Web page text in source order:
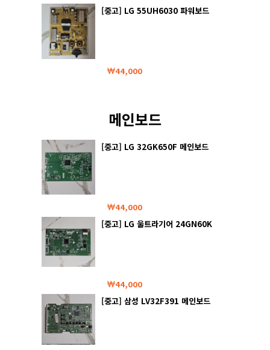
[중고] LG 55UH6030 파워보드
44,000
메인보드
[중고] LG 32GK650F 메인보드
44,000
[중고] LG 울트라기어 24GN60K
44,000
[중고] 삼성 LV32F391 메인보드